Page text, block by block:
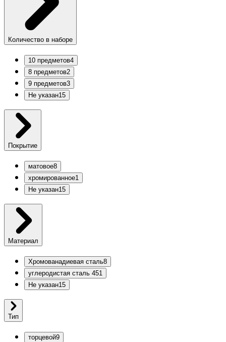
Количество в наборе
10 предметов4
8 предметов2
9 предметов3
Не указан15
Покрытие
матовое8
хромированное1
Не указан15
Материал
Хромованадиевая сталь8
углеродистая сталь 451
Не указан15
Тип
торцевой9